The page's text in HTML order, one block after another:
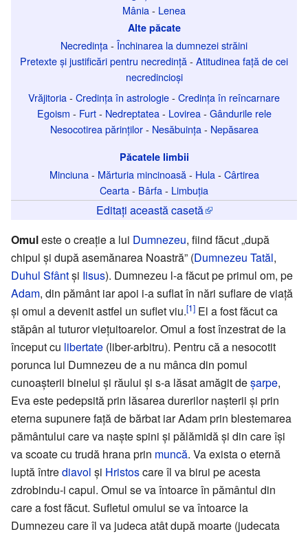
Mânia- Lenea
Alte păcate
Necredința- Închinarea la dumnezei străini
Pretexte și justificări pentru necredință- Atitudinea față de cei
necredincioși
Vrăjitoria- Credința în astrologie- Credința în reîncarnare
Egoism - Furt- Nedreptatea- Lovirea- Gândurile rele
Nesocotirea părinților- Nesăbuința- Nepăsarea
Păcatele limbii
Minciuna- Mărturia mincinoasă- Hula- Cârtirea
Cearta- Bârfa- Limbuția
Editați această casetă
Omuleste o creaţie a lui Dumnezeu, fiind făcut „după
chipul şi după asemănarea Noastră” (Dumnezeu Tatăl,
Duhul Sfântşi Iisus). Dumnezeu l-a făcut pe primul om, pe
Adam, din pământ iar apoi i-a suflat în nări suflare de viaţă
şi omul a devenit astfel un suflet viu.[1] El a fost făcut ca
stăpân al tuturor vieţuitoarelor. Omul a fost înzestrat de la
început cu libertate (liber-arbitru). Pentru că a nesocotit
porunca lui Dumnezeu de a nu mânca din pomul
cunoaşterii binelui şi răului şi s-a lăsat amăgit deşarpe,
Eva este pedepsită prin lăsarea durerilor naşterii şi prin
eterna supunere faţă de bărbat iar Adam prin blestemarea
pământului care va naşte spini şi pălămidă şi din care îşi
va scoate cu trudă hrana prin muncă. Va exista o eternă
luptă întrediavol şi Hristoscare îl va birui pe acesta
zdrobindu-i capul. Omul se va întoarce în pământul din
care a fost făcut. Sufletul omului se va întoarce la
Dumnezeu care îl va judeca atât după moarte (judecata